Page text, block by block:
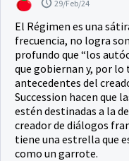
29/Feb/24
El Régimen es una
frecuencia, no logra
profundo que “los
que gobiernan y, por lo
antecedentes del
Succession hacen que
estén destinadas a la
creador de diálogos
tiene una estrella que
como un garrote.